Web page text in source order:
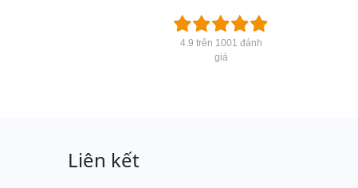
4.9 trên 1001 đánh
giá
Liên kết